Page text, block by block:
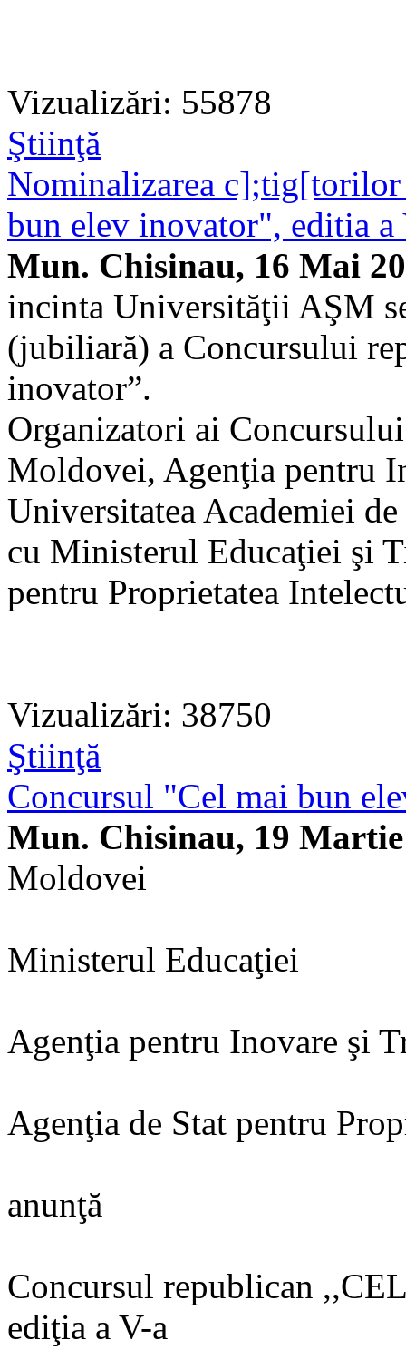
Vizualizări: 55878
Ştiinţă
Nominalizarea
bun elev inovator", editia a
Mun. Chisinau, 16 Mai
incinta Universităţii AŞM
(jubiliară) a Concursului
inovator”.
Organizatori ai
Moldovei, Agenţia pentru
Universitatea Academiei
cu Ministerul Educaţiei şi
pentru Proprietatea
Vizualizări: 38750
Ştiinţă
Concursul "Cel mai bun
Mun. Chisinau, 19
Moldovei
Ministerul Educaţiei
Agenţia pentru Inovare şi
Agenţia de Stat pentru
anunţă
Concursul republican
ediţia a V-a